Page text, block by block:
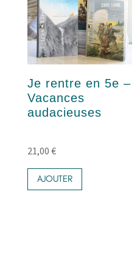
Je rentre en 5e –
Vacances
audacieuses
21,00 €
AJOUTER